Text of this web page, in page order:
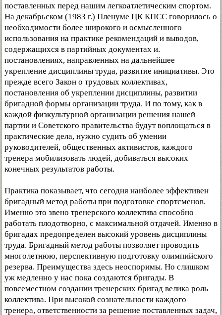
поставленных перед нашим легкоатлетическим спортом.
На декабрьском (1983 г.) Пленуме ЦК КПСС говорилось о
необходимости более широкого и осмысленного
использования на практике рекомендаций и выводов,
содержащихся в партийных документах и.
постановлениях, направленных на дальнейшее
укрепление дисциплины труда, развитие инициативы. Это
прежде всего Закон о трудовых коллективах,
постановления об укреплении дисциплины, развитии
бригадной формы организации труда. И по тому, как в
каждой физкультурной организации решения нашей
партии и Советского правительства будут воплощаться в
практические дела, нужно судить об умении
руководителей, общественных активистов, каждого
тренера мобилизовать людей, добиваться высоких
конечных результатов работы.
Практика показывает, что сегодня наиболее эффективен
бригадный метод работы при подготовке спортсменов.
Именно это звено тренерского коллектива способно
работать плодотворно, с максимальной отдачей. Именно в
бригадах предопределен высокий уровень дисциплины
труда. Бригадный метод работы позволяет проводить
многолетнюю, перспективную подготовку олимпийского
резерва. Преимущества здесь неоспоримы. Но слишком
уж медленно у нас пока создаются бригады. В
повсеместном создании тренерских бригад велика роль
коллектива. При высокой сознательности каждого
тренера, ответственности за решение поставленных задач,